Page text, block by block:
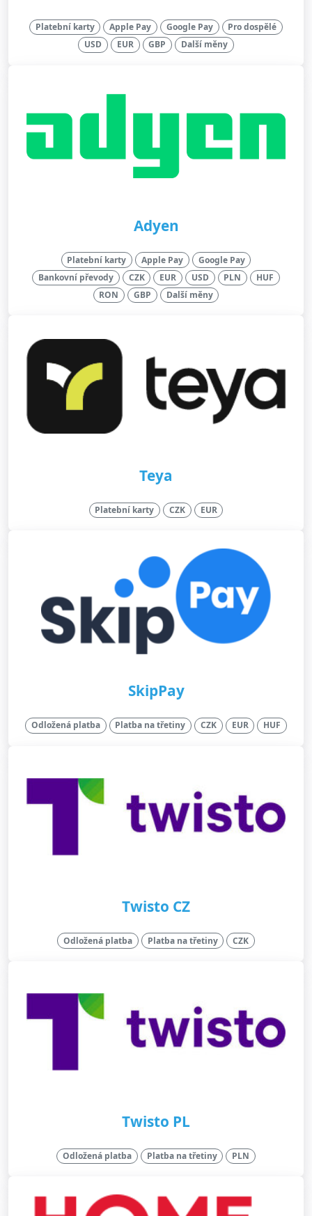
Platební karty Apple Pay Google Pay
Pro dospělé
USD
EUR GBP Další měny
Adyen
Platební karty Apple Pay
Google Pay
Bankovní převody
CZK EUR USD PLN
HUF
RON
GBP Další měny
Teya
Platební karty CZK EUR
SkipPay
Odložená platba Platba na třetiny CZK EUR HUF
Twisto CZ
Odložená platba Platba na třetiny CZK
Twisto PL
Odložená platba Platba na třetiny PLN